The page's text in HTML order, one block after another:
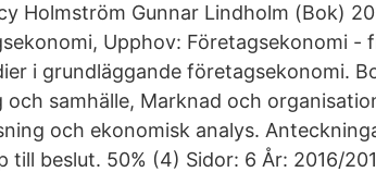
Holmström Gunnar Lindholm (Bok)
Upphov: Företagsekonomi -
i grundläggande företagsekonomi.
och samhälle, Marknad och
och ekonomisk analys.
till beslut. 50% (4) Sidor: 6 År: 2016/